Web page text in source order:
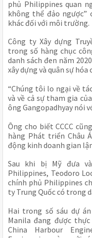
phủ Philippines quan
không thể đảo ngược”
khác đối với môi trường.
Công ty Xây dựng
trong số hàng chục
danh sách đen năm
xây dựng và quân sự
“Chúng tôi lo ngại về
và về cả sự tham gia
ông Gangopadhyay nói
Ông cho biết CCCC
hàng Phát triển Châu
động kinh doanh gian
Sau khi bị Mỹ đưa
Philippines, Teodoro
chính phủ Philippines
ty Trung Quốc có trong
Hai trong số sáu dự
Manila đang được
China Harbour